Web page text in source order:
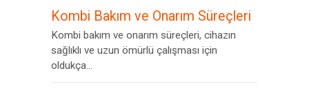
Kombi Bakım ve Onarım Süreçleri
Kombi bakım ve onarım süreçleri, cihazın
sağlıklı ve uzun ömürlü çalışması için
oldukça...